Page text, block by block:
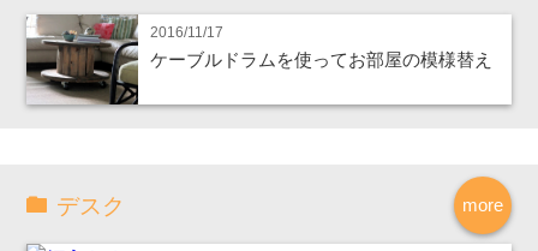
2016/11/17
ケーブルドラムを使ってお部屋の模様替え
more
デスク